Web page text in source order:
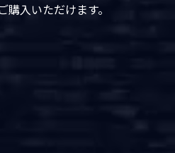
入いただけます。